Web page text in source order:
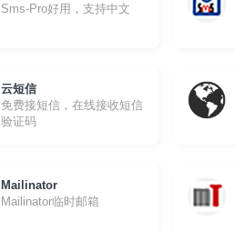
Sms-Pro好用，支持中文
云短信
免费接短信，在线接收短信
验证码
Mailinator
Mailinator临时邮箱